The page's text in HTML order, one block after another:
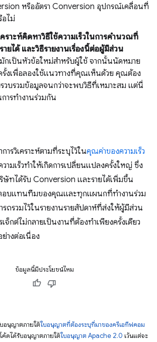
หรืออัตรา Conversion อุปกรณ์เคลื่อนที่
อไม่
คราะห์คิดหาวิธีใช้ความเร็วในการคำนวณที่
ายได้ และวิธีรายงานเรื่องนี้ต่อผู้มีส่วน
กเป็นหัวข้อใหม่สำหรับผู้ใช้ จากนั้นนัดหมาย
งเพื่อลองใช้แนวทางที่คุณเห็นด้วย คุณต้อง
รวบรวมข้อมูลจนกว่าจะพบวิธีที่เหมาะสม แต่นี่
ารทำงานร่วมกัน
ารวิเคราะห์ตามที่ระบุไว้ในคุณค่าของความเร็ว
ามเร็วทําให้เกิดการเปลี่ยนแปลงครั้งใหญ่ ซึ่ง
ษัทได้รับ Conversion และรายได้เพิ่มขึ้น
ตอบแทนทีมของคุณและทุกแผนกที่ทํางานร่วม
รวมไว้ในรายงานรายสัปดาห์ที่ส่งให้ผู้มีส่วน
เจ็กต์ไม่กลายเป็นงานที่ต้องทำเพียงครั้งเดียว
างต่อเนื่อง
ข้อมูลนี้มีประโยชน์ไหม
อนุญาตภายใต้ใบอนุญาตที่ต้องระบุที่มาของครีเอทีฟคอม
ค้ดได้รับอนุญาตภายใต้ใบอนุญาต Apache 2.0 เว้นแต่จะ